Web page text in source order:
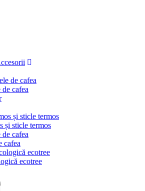
cafea
și sticle termos
cafea
ecotree